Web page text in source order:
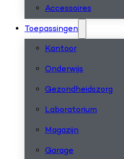
Accessoires
Toepassingen
Kantoor
Onderwijs
Gezondheidszorg
Laboratorium
Magazijn
Garage